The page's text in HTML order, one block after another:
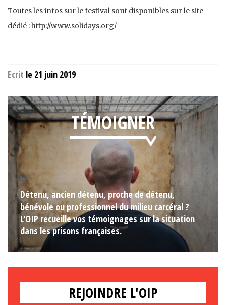
Toutes les infos sur le festival sont disponibles sur le site
dédié : http://www.solidays.org/
Ecrit le 21 juin 2019
TÉMOIGNER
Détenu, ancien détenu, proche de détenu,
bénévole ou professionnel du milieu carcéral ?
L'OIP recueille vos témoignages sur la situation
dans les prisons françaises.
REJOINDRE L'OIP